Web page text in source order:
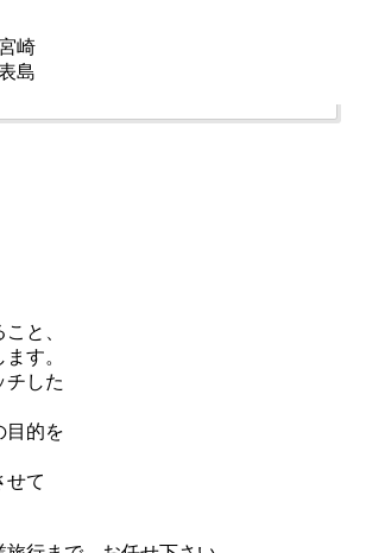
崎
島
と、
す。
チした
目的を
せて